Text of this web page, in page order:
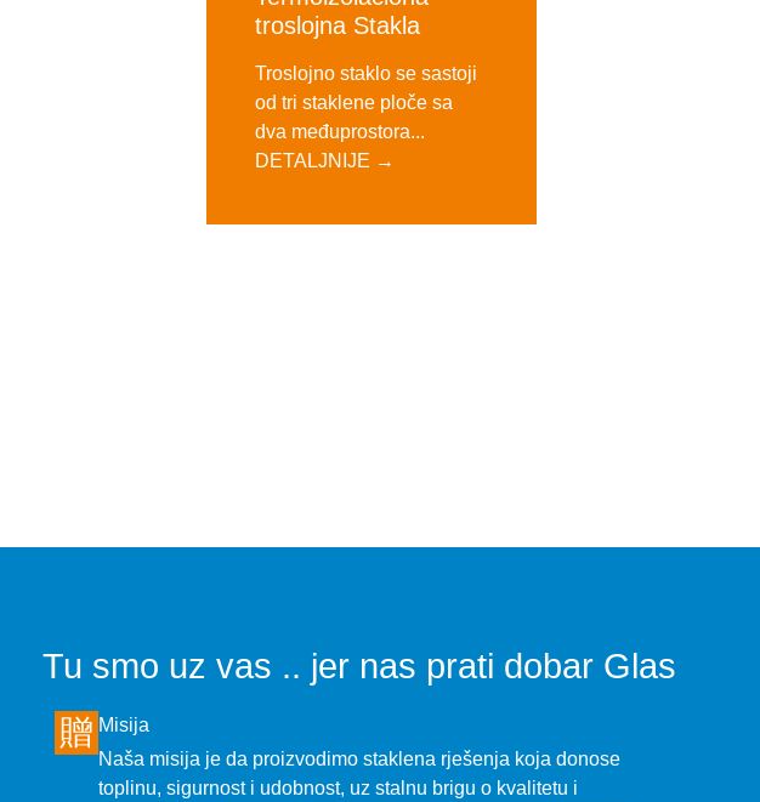
troslojna Stakla
Troslojno staklo se sastoji
od tri staklene ploče sa
dva međuprostora...
DETALJNIJE →
Tu smo uz vas .. jer nas prati dobar Glas
Misija
Naša misija je da proizvodimo staklena rješenja koja donose
toplinu, sigurnost i udobnost, uz stalnu brigu o kvalitetu i